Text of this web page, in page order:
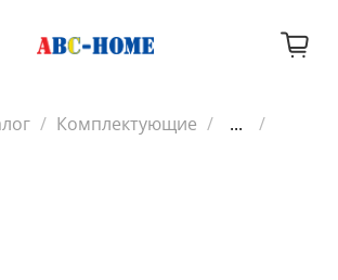
Комплектующие
...